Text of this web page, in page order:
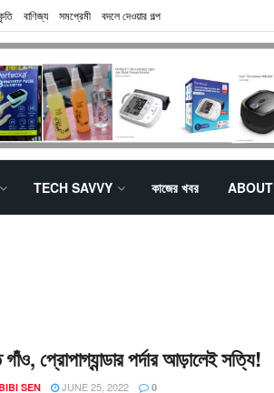
বাণিজ্য সমপ্রেমী বদলে দেওয়ার গল্প
TECH SAVVY কাজের খবর ABOUT
গাঁও, প্রোপাগ্যান্ডার পর্দার আড়ালেই সত্যি!
SEN JUNE 25, 2022 0